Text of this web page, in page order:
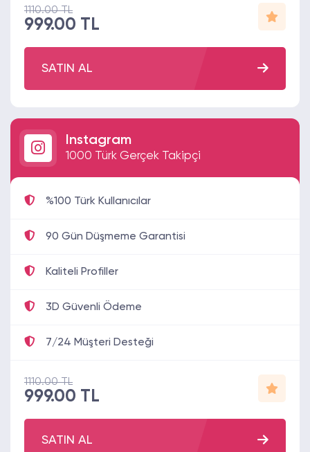
1110.00 TL
999.00 TL
SATIN AL
Instagram
1000 Türk Gerçek Takipçi
%100 Türk Kullanıcılar
90 Gün Düşmeme Garantisi
Kaliteli Profiller
3D Güvenli Ödeme
7/24 Müşteri Desteği
1110.00 TL
999.00 TL
SATIN AL